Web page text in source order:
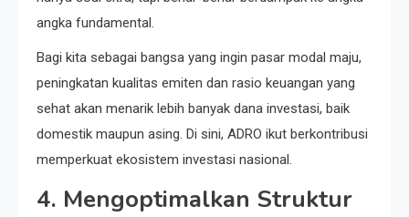
angka fundamental.
Bagi kita sebagai bangsa yang ingin pasar modal maju,
peningkatan kualitas emiten dan rasio keuangan yang
sehat akan menarik lebih banyak dana investasi, baik
domestik maupun asing. Di sini, ADRO ikut berkontribusi
memperkuat ekosistem investasi nasional.
4. Mengoptimalkan Struktur